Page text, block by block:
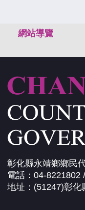
網站導覽
彰化縣永靖鄉鄉民
電話：04-8221802
地址：(51247)彰化